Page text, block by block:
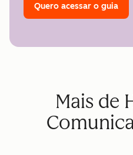
Quero acessar o guia
Mais de